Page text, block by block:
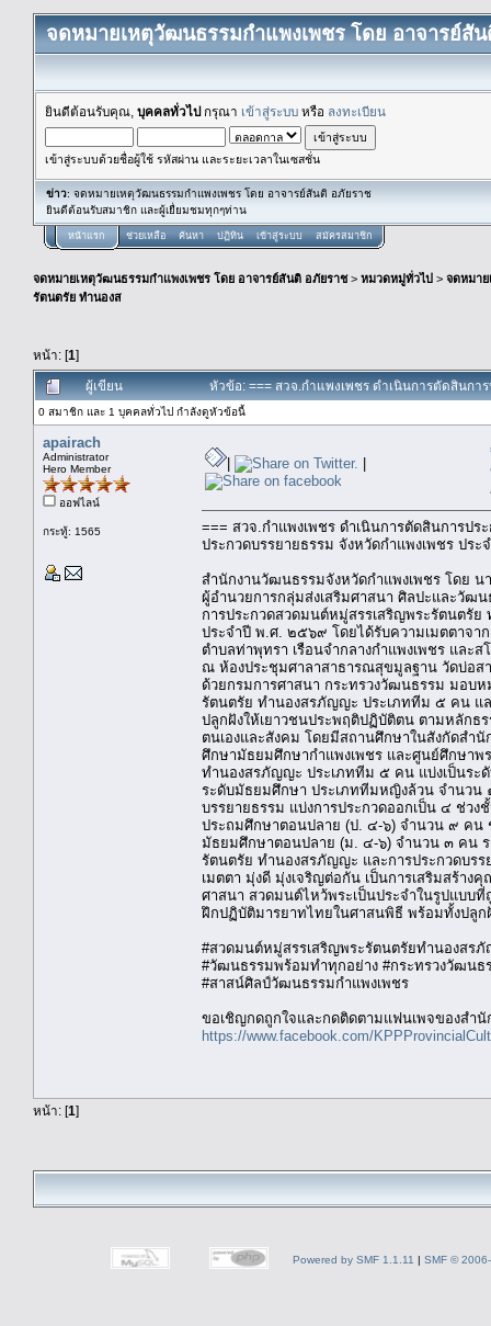
จดหมายเหตุวัฒนธรรมกำแพงเพชร โดย อาจารย์สั
ยินดีต้อนรับคุณ, บุคคลทั่วไปกรุณา เข้าสู่ระบบ หรือ ลงทะเบียน
เข้าสู่ระบบด้วยชื่อผู้ใช้ รหัสผ่าน และระยะเวลาในเซสชั่น
ข่าว: จดหมายเหตุวัฒนธรรมกำแพงเพชร โดย อาจารย์สันติ อภัยราช
ยินดีต้อนรับสมาชิก และผู้เยื่ยมชมทุกๆท่าน
หน้าแรก ช่วยเหลือ ค้นหา ปฏิทิน เข้าสู่ระบบ สมัครสมาชิก
จดหมายเหตุวัฒนธรรมกำแพงเพชร โดย อาจารย์สันติ อภัยราช> หมวดหมู่ทั่วไป > จดหมา
รัตนตรัย ทํานองส
หน้า: [1]
ผู้เขียน หัวข้อ: === สวจ.กำแพงเพชร ดำเนินการตัดสินก
0 สมาชิก และ 1 บุคคลทั่วไป กำลังดูหัวข้อนี้
apairach
Administrator
Hero Member
ออฟไลน์
กระทู้: 1565
| |
=== สวจ.กำแพงเพชร ดำเนินการตัดสินการป
ประกวดบรรยายธรรม จังหวัดกำแพงเพชร ปร
สำนักงานวัฒนธรรมจังหวัดกำแพงเพชร โดย
ผู้อำนวยการกลุ่มส่งเสริมศาสนา ศิลปะและวัฒ
การประกวดสวดมนต์หมู่สรรเสริญพระรัตนตรั
ประจำปี พ.ศ. ๒๕๖๙ โดยได้รับความเมตตาจ
ตำบลท่าพุทรา เรือนจำกลางกำแพงเพชร แล
ณ ห้องประชุมศาลาสาธารณสุขมูลฐาน วัดบ่อส
ด้วยกรมการศาสนา กระทรวงวัฒนธรรม มอบ
รัตนตรัย ทำนองสรภัญญะ ประเภททีม ๕ คน แ
ปลูกฝังให้เยาวชนประพฤติปฏิบัติตน ตามหลักธ
ตนเองและสังคม โดยมีสถานศึกษาในสังกัดสำ
ศึกษามัธยมศึกษากำแพงเพชร และศูนย์ศึกษาพ
ทำนองสรภัญญะ ประเภททีม ๕ คน แบ่งเป็นร
ระดับมัธยมศึกษา ประเภททีมหญิงล้วน จำนว
บรรยายธรรม แบ่งการประกวดออกเป็น ๔ ช่
ประถมศึกษาตอนปลาย (ป. ๔-๖) จำนวน ๙ ค
มัธยมศึกษาตอนปลาย (ม. ๔-๖) จํานวน ๓ คน
รัตนตรัย ทำนองสรภัญญะ และการประกวดบร
เมตตา มุ่งดี มุ่งเจริญต่อกัน เป็นการเสริมสร้าง
ศาสนา สวดมนต์ไหว้พระเป็นประจำในรูปแบ
ฝึกปฏิบัติมารยาทไทยในศาสนพิธี พร้อมทั้งปลูก
#สวดมนต์หมู่สรรเสริญพระรัตนตรัยทำนองสร
#วัฒนธรรมพร้อมทำทุกอย่าง #กระทรวงวัฒนธ
#สาสน์ศิลป์วัฒนธรรมกำแพงเพชร
ขอเชิญกดถูกใจและกดติดตามแฟนเพจของสำ
https://www.facebook.com/
หน้า: [1]
Powered by SMF 1.1.11 | SMF ©